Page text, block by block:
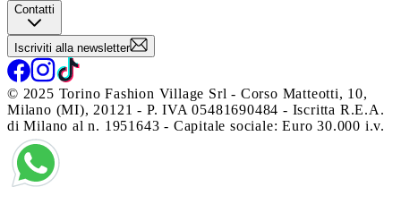
Contatti
Iscriviti alla newsletter
© 2025 Torino Fashion Village Srl - Corso Matteotti, 10,
Milano (MI), 20121 - P. IVA 05481690484 - Iscritta R.E.A.
di Milano al n. 1951643 - Capitale sociale: Euro 30.000 i.v.